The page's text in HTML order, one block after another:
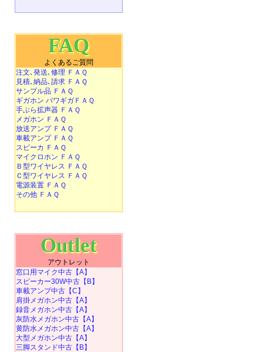
FAQ
よくあるご質問
注文､発送､修理 ＦＡＱ
見積､納品､請求 ＦＡＱ
サンプル品 ＦＡＱ
ギガホン パワギガＦＡＱ
手ぶら拡声器 ＦＡＱ
メガホン ＦＡＱ
放送アンプ ＦＡＱ
車載アンプ ＦＡＱ
スピーカ ＦＡＱ
マイクロホン ＦＡＱ
Ｂ型ワイヤレス ＦＡＱ
Ｃ型ワイヤレス ＦＡＱ
電源装置 ＦＡＱ
その他 ＦＡＱ
Outlet
アウトレット
窓口用マイク中古【A】
スピーカー30W中古【B】
車載アンプ中古【C】
肩掛メガホン中古【A】
録音メガホン中古【A】
灰防水メガホン中古【A】
黄防水メガホン中古【A】
大型メガホン中古【A】
三脚スタンド中古【B】